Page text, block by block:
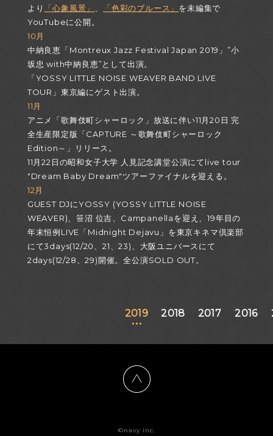
より
「心象風景」 、 「色彩のブルース」 を未編集で
YouTubeに公開。
10月
中納良恵「Montreux Jazz Festival Japan 2019」”小
坂忠 with中納良恵”として出演。
「YOSSY LITTLE NOISE WEAVER BAND LIVE
TOUR」東京編にゲスト出演。
11月
アニメ「歌舞伎町シャーロック」放送に伴い11月20日 完
全生産限定版「CAPTURE ～歌舞伎町シャーロック
Edition～」リリース。
11月22日の昭和女子大学 人見記念講堂公演にてlive tour
"Dream Baby Dream"ツアーファイナルを迎える。
12月
GUEST DJにYOSSY (YOSSY LITTLE NOISE
WEAVER)、笹沼 位吉、Campanellaを迎え、19年目の
年末恒例LIVE「Midnight Dejavu」を東京キネマ倶楽部
にて3days(12/20、21、23)、大阪ユニバースにて
2days(12/28、29)開催。全公演SOLD OUT。
2019 2018 2017 2016
©navy inc.